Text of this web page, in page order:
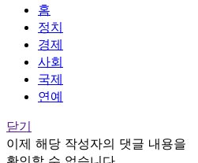
홈
정치
경제
사회
국제
연예
닫기
이제 해당 작성자의 댓글 내용을